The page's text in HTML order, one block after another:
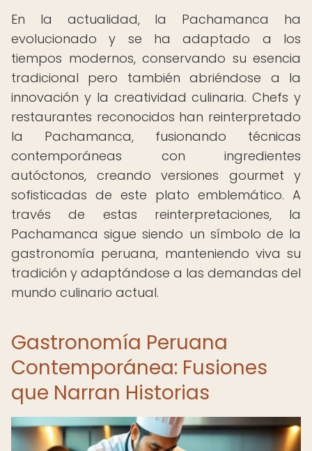
En la actualidad, la Pachamanca ha
evolucionado y se ha adaptado a los
tiempos modernos, conservando su esencia
tradicional pero también abriéndose a la
innovación y la creatividad culinaria. Chefs y
restaurantes reconocidos han reinterpretado
la Pachamanca, fusionando técnicas
contemporáneas con ingredientes
autóctonos, creando versiones gourmet y
sofisticadas de este plato emblemático. A
través de estas reinterpretaciones, la
Pachamanca sigue siendo un símbolo de la
gastronomía peruana, manteniendo viva su
tradición y adaptándose a las demandas del
mundo culinario actual.
Gastronomía Peruana
Contemporánea: Fusiones
que Narran Historias